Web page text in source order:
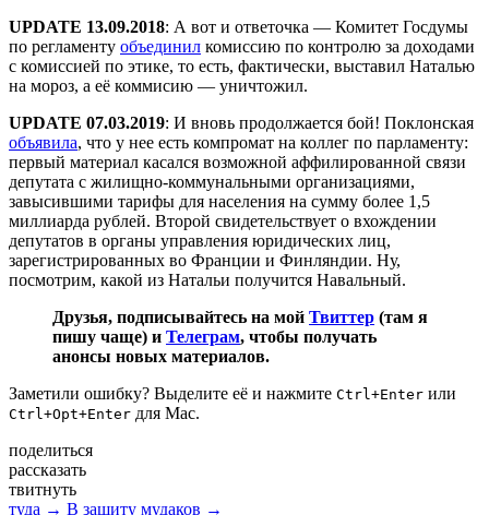
UPDATE 13.09.2018: А вот и ответочка — Комитет Госдумы
по регламенту объединил комиссию по контролю за доходами
с комиссией по этике, то есть, фактически, выставил Наталью
на мороз, а её коммисию — уничтожил.
UPDATE 07.03.2019: И вновь продолжается бой! Поклонская
объявила, что у нее есть компромат на коллег по парламенту:
первый материал касался возможной аффилированной связи
депутата с жилищно-коммунальными организациями,
завысившими тарифы для населения на сумму более 1,5
миллиарда рублей. Второй свидетельствует о вхождении
депутатов в органы управления юридических лиц,
зарегистрированных во Франции и Финляндии. Ну,
посмотрим, какой из Натальи получится Навальный.
Друзья, подписывайтесь на мой Твиттер (там я
пишу чаще) и Телеграм, чтобы получать
анонсы новых материалов.
Заметили ошибку? Выделите её и нажмите Ctrl+Enter или
Ctrl+Opt+Enter для Mac.
поделиться
рассказать
твитнуть
туда → В защиту мудаков →